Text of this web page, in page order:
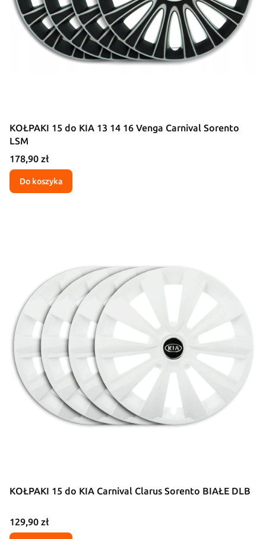
KOŁPAKI 15 do KIA 13 14 16 Venga Carnival Sorento
LSM
Cena
178,90 zł
Do koszyka
KOŁPAKI 15 do KIA Carnival Clarus Sorento BIAŁE DLB
Cena
129,90 zł